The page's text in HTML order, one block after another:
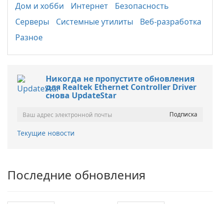
Дом и хобби
Интернет
Безопасность
Серверы
Системные утилиты
Веб-разработка
Разное
Никогда не пропустите обновления
для Realtek Ethernet Controller Driver
снова UpdateStar
Текущие новости
Последние обновления